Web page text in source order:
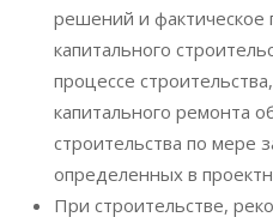
решений и фактическое
капитального
процессе
капитального ремонта
строительства по мере
определенных в
При строительстве,